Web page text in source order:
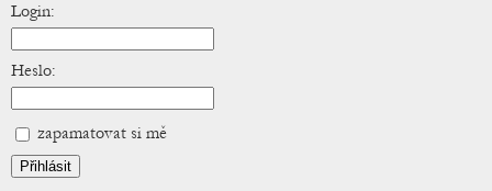
Login:
Heslo:
zapamatovat si mě